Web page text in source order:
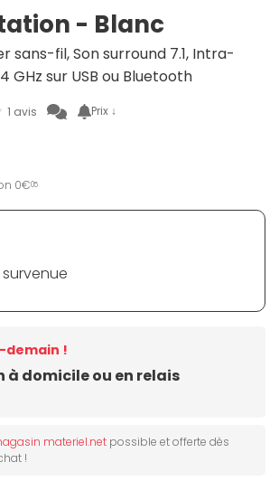
- Blanc
sans-fil, Son surround 7.1, Intra-
GHz sur USB ou Bluetooth
1 avis Prix ↓
0€05
à domicile ou en relais
demain !
materiel.net possible et offerte dès
!